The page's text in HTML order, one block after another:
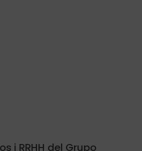
i RRHH del Grupo